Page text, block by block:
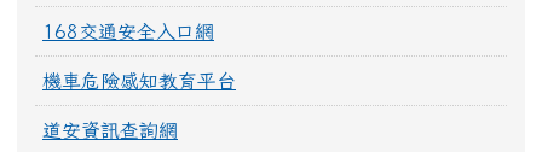
168交通安全入口網
機車危險感知教育平台
道安資訊查詢網